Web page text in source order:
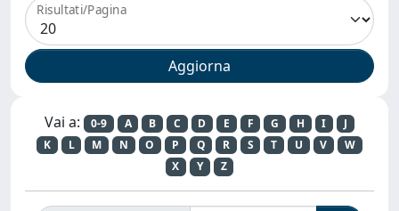
Risultati/Pagina
Vai a: 0-9 A B C D E F G H I
J
K
L M N O P Q R S T U V
W
X
Y Z